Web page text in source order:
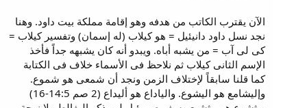
الآن يقترب الكاتب من هدفه وهو إقامة مملكة بيت داود. وهنا
نجد نسل داود دانيئيل = هو كيلاب (له إسمان) وتفسير كيلاب =
كى لى آب = من يشبه أباه. ويبدو أنه كان يشبهه جداً فأخذ
الإسم الثانى كيلاب ثم نلاحظ فى الأسماء خلاف فى الكتابة
كما قلنا سابقاً لإختلاف الزمن ونجد أن شمعى هو شموع.
وإليشامع هو اليشوع. والياداع هو أليداع (2 صم 14:5-16)